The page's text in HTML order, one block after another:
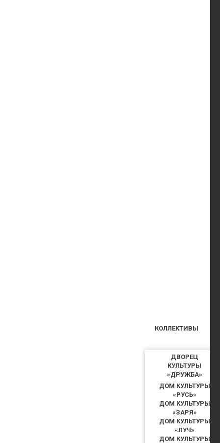
ДВОРЕЦ
КУЛЬТУРЫ
«ДРУЖБА»
ДОМ КУЛЬТУРЫ
«РУСЬ»
ДОМ КУЛЬТУРЫ
«ЗАРЯ»
ДОМ КУЛЬТУРЫ
«ЛУЧ»
ДОМ КУЛЬТУРЫ
КОЛЛЕКТИВЫ